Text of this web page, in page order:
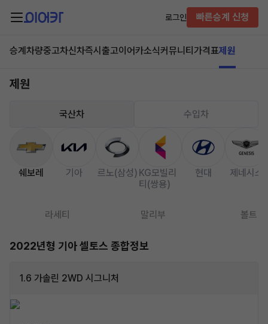
로그인 빠른승계 신청
승계차량중고차신차즉시출고이어카소식커뮤니티 가격표제원
제원
국산차 수입차
쉐보레 기아 르노(삼성) KG모빌리
티(쌍용)
현대 제네시스
라세티 말리부 볼트
2022년형 기아 셀토스 종합정보
1.6 가솔린 2WD 시그니처